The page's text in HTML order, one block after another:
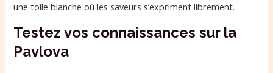
une toile blanche où les saveurs s’expriment librement.
Testez vos connaissances sur la
Pavlova